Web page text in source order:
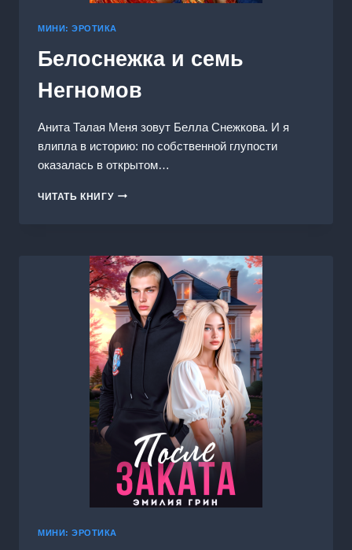
МИНИ: ЭРОТИКА
Белоснежка и семь
Негномов
Анита Талая Меня зовут Белла Снежкова. И я
влипла в историю: по собственной глупости
оказалась в открытом…
ЧИТАТЬ КНИГУБЕЛОСНЕЖКА
МИНИ: ЭРОТИКА